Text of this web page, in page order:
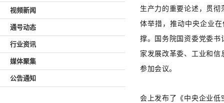
视频新闻
通号动态
行业资讯
媒体聚集
公告通知
生产力的重要论述，贯
体举措，推动中央企业
撑。国务院国资委党委
家发展改革委、工业和
参加会议。
会上发布了《中央企业